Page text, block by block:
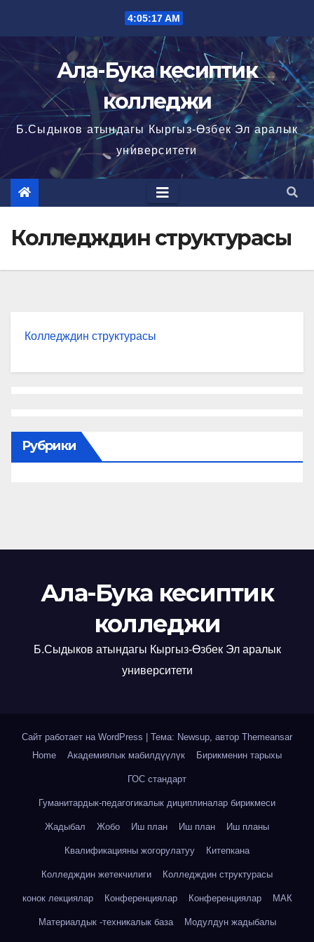
содержимому
4:05:17 AM
Ала-Бука кесиптик
колледжи
Б.Сыдыков атындагы Кыргыз-Өзбек Эл аралык
университети
Колледждин структурасы
Колледждин структурасы
Рубрики
Ала-Бука кесиптик
колледжи
Б.Сыдыков атындагы Кыргыз-Өзбек Эл аралык
университети
Сайт работает на WordPress Тема: Newsup, автор Themeansar
Home
Академиялык мабилдүүлүк Бирикменин тарыхы
ГОС стандарт
Гуманитардык-педагогикалык дициплиналар бирикмеси
Жадыбал Жобо Иш план Иш план Иш планы
Квалификацияны жогорулатуу Китепкана
Колледждин жетекчилиги Колледждин структурасы
конок лекциялар Конференциялар Конференциялар МАК
Материалдык -техникалык база Модулдун жадыбалы